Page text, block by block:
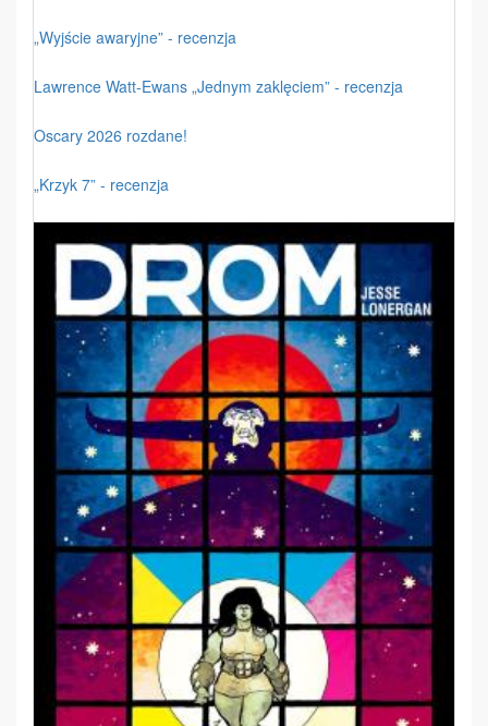
„Wyjście awaryjne” - recenzja
Lawrence Watt-Ewans „Jednym zaklęciem” - recenzja
Oscary 2026 rozdane!
„Krzyk 7” - recenzja